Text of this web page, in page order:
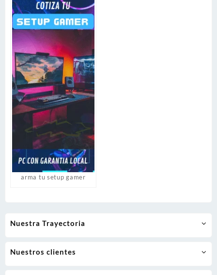
arma tu setup gamer
Nuestra Trayectoria
Nuestros clientes